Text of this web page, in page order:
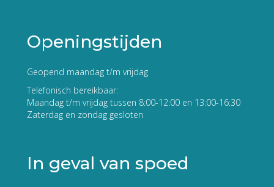
Openingstijden
Geopend maandag t/m vrijdag
Telefonisch bereikbaar:
Maandag t/m vrijdag tussen 8:00-12:00 en 13:00-16:30
Zaterdag en zondag gesloten
In geval van spoed